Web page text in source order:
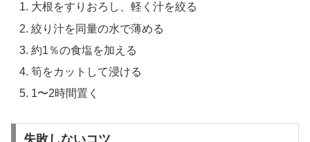
大根をすりおろし、軽く汁を絞る
絞り汁を同量の水で薄める
約1％の食塩を加える
筍をカットして浸ける
1〜2時間置く
失敗しないコツ